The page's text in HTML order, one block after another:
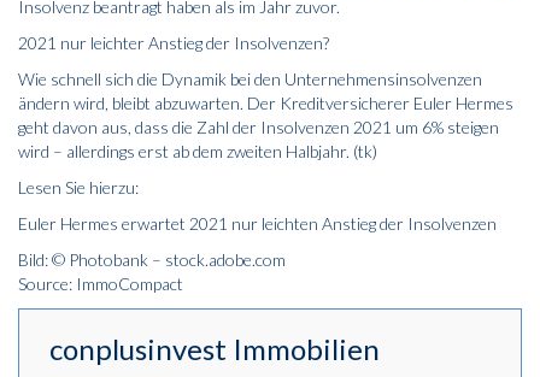
Insolvenz beantragt haben als im Jahr zuvor.
2021 nur leichter Anstieg der Insolvenzen?
Wie schnell sich die Dynamik bei den Unternehmensinsolvenzen
ändern wird, bleibt abzuwarten. Der Kreditversicherer Euler Hermes
geht davon aus, dass die Zahl der Insolvenzen 2021 um 6% steigen
wird – allerdings erst ab dem zweiten Halbjahr. (tk)
Lesen Sie hierzu:
Euler Hermes erwartet 2021 nur leichten Anstieg der Insolvenzen
Bild: © Photobank – stock.adobe.com
Source: ImmoCompact
conplusinvest Immobilien